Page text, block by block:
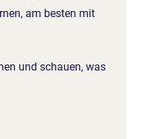
am besten mit
und schauen, was